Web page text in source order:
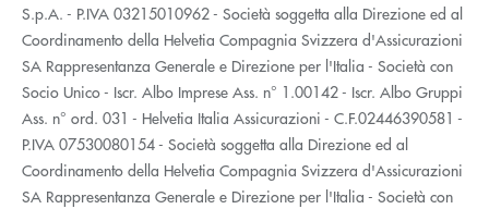
S.p.A. - P.IVA 03215010962 - Società soggetta alla Direzione ed al
Coordinamento della Helvetia Compagnia Svizzera d'Assicurazioni
SA Rappresentanza Generale e Direzione per l'Italia - Società con
Socio Unico - Iscr. Albo Imprese Ass. n° 1.00142 - Iscr. Albo Gruppi
Ass. n° ord. 031 - Helvetia Italia Assicurazioni - C.F.02446390581 -
P.IVA 07530080154 - Società soggetta alla Direzione ed al
Coordinamento della Helvetia Compagnia Svizzera d'Assicurazioni
SA Rappresentanza Generale e Direzione per l'Italia - Società con